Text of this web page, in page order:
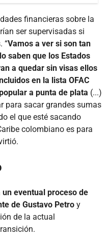
financieras sobre la
ser supervisadas si
“Vamos a ver si son tan
saben que los Estados
a quedar sin visas ellos
en la lista OFAC
a punta de plata (...)
para sacar grandes sumas
el que esté sacando
colombiano es para
un eventual proceso de
de Gustavo Petro y
de la actual